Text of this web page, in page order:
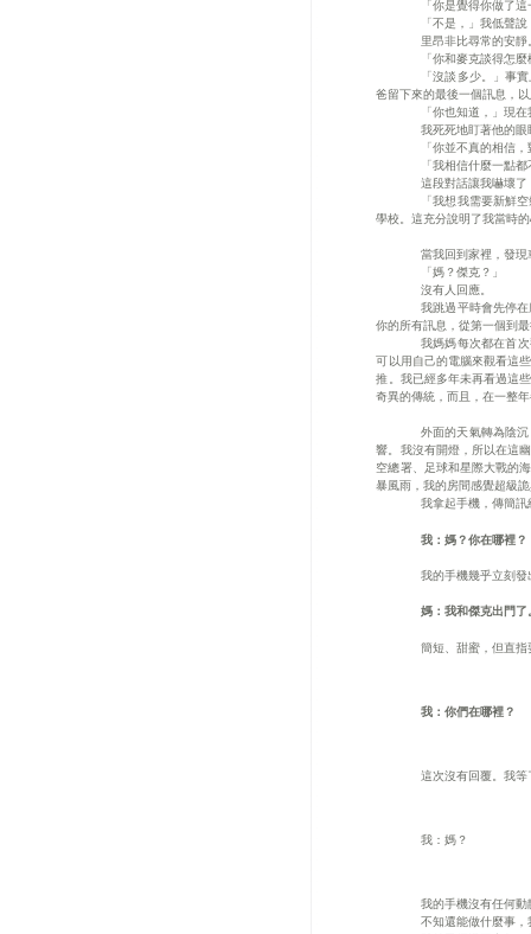
「你是覺得你做了
「不是，」我低聲
里昂非比尋常的安
「你和麥克談得怎
「沒談多少。」事
爸留下來的最後一個訊息，
「你也知道，」現
我死死地盯著他的眼
「你並不真的相信
「我相信什麼一點
這段對話讓我嚇壞
「我想我需要新鮮
學校。這充分說明了我當時
當我回到家裡，發
「媽？傑克？」
沒有人回應。
我跳過平時會先停
你的所有訊息，從第一個到
我媽媽每次都在首
可以用自己的電腦來觀看這
推。我已經多年未再看過這
奇異的傳統，而且，在一整
外面的天氣轉為陰
響。我沒有開燈，所以在這
空總署、足球和星際大戰的
暴風雨，我的房間感覺超級
我拿起手機，傳簡訊
我：媽？你在哪裡？
我的手機幾乎立刻
媽：我和傑克出門
簡短、甜蜜，但直
我：你們在哪裡？
這次沒有回覆。我
我：媽？
我的手機沒有任何動
不知還能做什麼事